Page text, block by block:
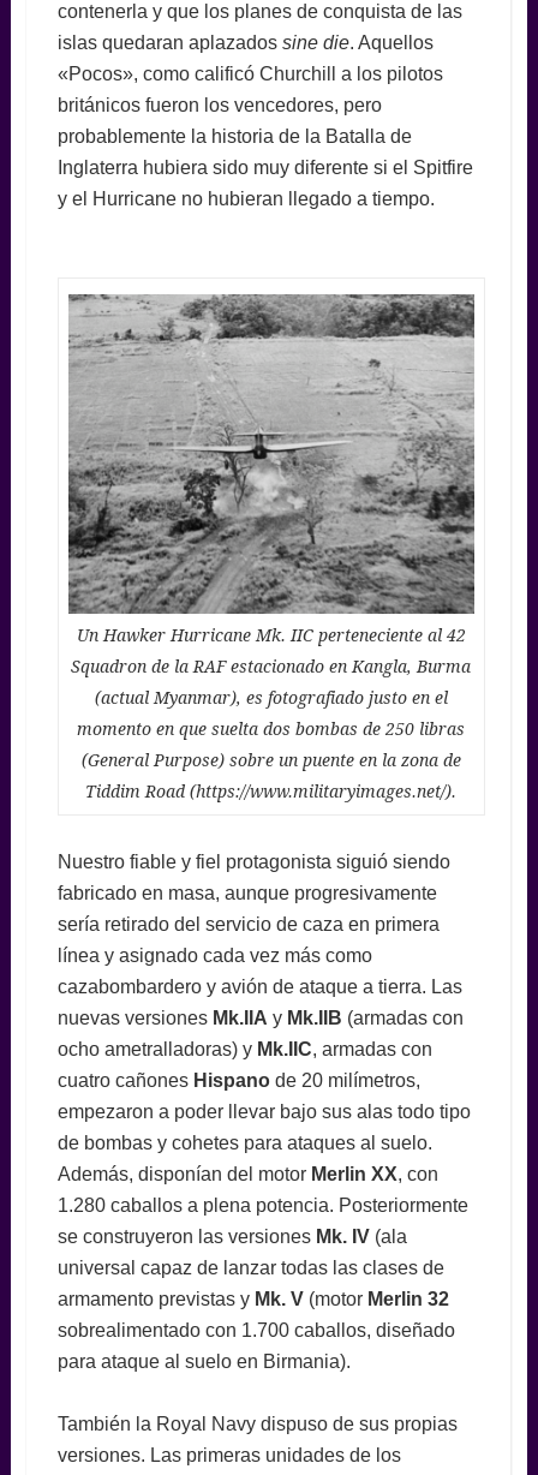
contenerla y que los planes de conquista de las
islas quedaran aplazados sine die. Aquellos
«Pocos», como calificó Churchill a los pilotos
británicos fueron los vencedores, pero
probablemente la historia de la Batalla de
Inglaterra hubiera sido muy diferente si el Spitfire
y el Hurricane no hubieran llegado a tiempo.
Un Hawker Hurricane Mk. IIC perteneciente al 42
Squadron de la RAF estacionado en Kangla, Burma
(actual Myanmar), es fotografiado justo en el
momento en que suelta dos bombas de 250 libras
(General Purpose) sobre un puente en la zona de
Tiddim Road (https://www.militaryimages.net/).
Nuestro fiable y fiel protagonista siguió siendo
fabricado en masa, aunque progresivamente
sería retirado del servicio de caza en primera
línea y asignado cada vez más como
cazabombardero y avión de ataque a tierra. Las
nuevas versiones Mk.IIA y Mk.IIB (armadas con
ocho ametralladoras) y Mk.IIC, armadas con
cuatro cañones Hispanode 20 milímetros,
empezaron a poder llevar bajo sus alas todo tipo
de bombas y cohetes para ataques al suelo.
Además, disponían del motor Merlin XX, con
1.280 caballos a plena potencia. Posteriormente
se construyeron las versiones Mk. IV(ala
universal capaz de lanzar todas las clases de
armamento previstas y Mk. V(motor Merlin 32
sobrealimentado con 1.700 caballos, diseñado
para ataque al suelo en Birmania).
También la Royal Navy dispuso de sus propias
versiones. Las primeras unidades de los